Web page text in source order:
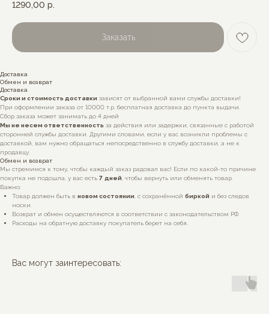
1290,00 р.
Заказать
Доставка
Обмен и возврат
Доставка
Сроки и стоимость доставки зависят от выбранной вами службы доставки!
При оформлении заказа от 10000 т.р. бесплатная доставка до пункта выдачи.
Сбор заказа может занимать до 4 дней
Мы не несем ответственность за действия или задержки, связанные с работой
сторонней службы доставки. Другими словами, если у вас возникли проблемы с
доставкой, вам нужно обращаться непосредственно в службу доставки, а не к
продавцу.
Обмен и возврат
Мы стремимся к тому, чтобы каждый заказ радовал вас! Если по какой-то причине
покупка не подошла, у вас есть 7 дней , чтобы вернуть или обменять товар.
Важно:
Товар должен быть в новом состоянии , с сохранённой биркой и без следов
носки.
Возврат и обмен осуществляются в соответствии с законодательством РФ.
Расходы на обратную доставку покупатель берет на себя.
Вас могут заинтересовать: